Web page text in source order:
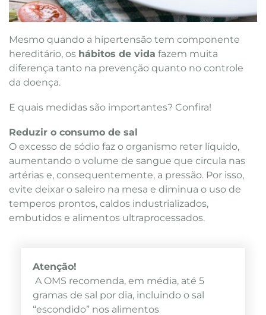
Mesmo quando a hipertensão tem componente
hereditário, os hábitos de vida fazem muita
diferença tanto na prevenção quanto no controle
da doença.
E quais medidas são importantes? Confira!
Reduzir o consumo de sal
O excesso de sódio faz o organismo reter líquido,
aumentando o volume de sangue que circula nas
artérias e, consequentemente, a pressão. Por isso,
evite deixar o saleiro na mesa e diminua o uso de
temperos prontos, caldos industrializados,
embutidos e alimentos ultraprocessados.
Atenção!
A OMS recomenda, em média, até 5
gramas de sal por dia, incluindo o sal
“escondido” nos alimentos